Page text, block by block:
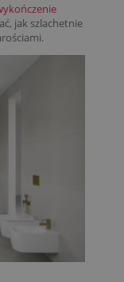
jak szlachetnie